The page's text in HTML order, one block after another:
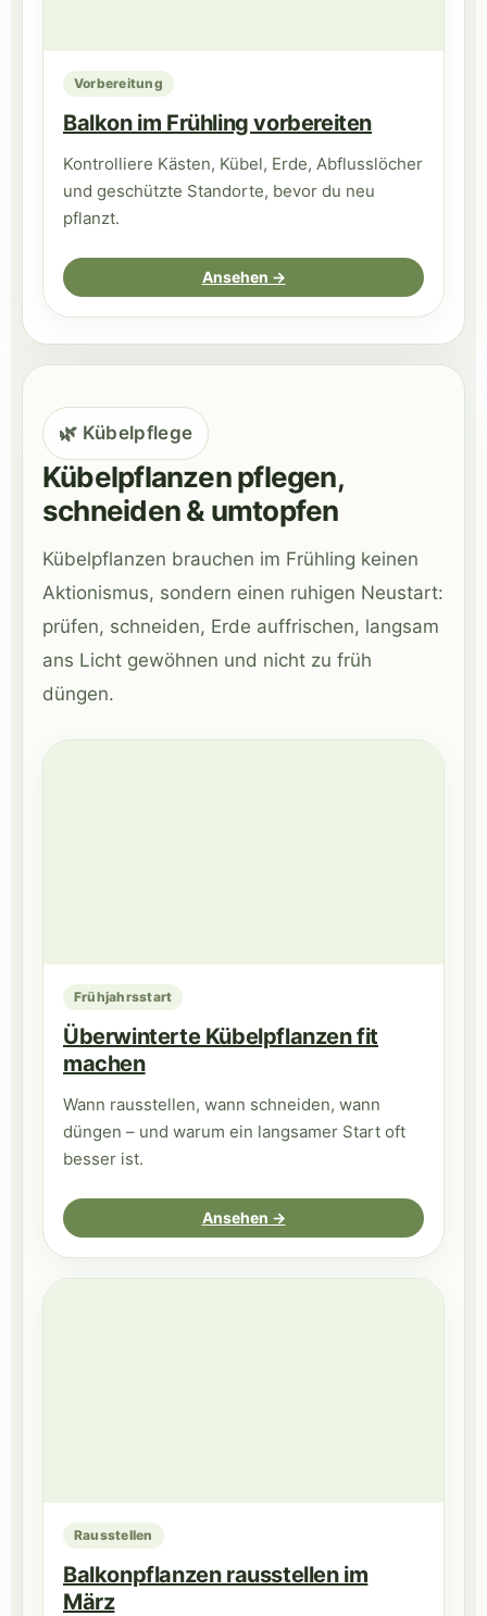
Vorbereitung
Balkon im Frühling vorbereiten
Kontrolliere Kästen, Kübel, Erde, Abflusslöcher
und geschützte Standorte, bevor du neu
pflanzt.
Ansehen →
🌿 Kübelpflege
Kübelpflanzen pflegen,
schneiden & umtopfen
Kübelpflanzen brauchen im Frühling keinen
Aktionismus, sondern einen ruhigen Neustart:
prüfen, schneiden, Erde auffrischen, langsam
ans Licht gewöhnen und nicht zu früh
düngen.
Frühjahrsstart
Überwinterte Kübelpflanzen fit
machen
Wann rausstellen, wann schneiden, wann
düngen – und warum ein langsamer Start oft
besser ist.
Ansehen →
Rausstellen
Balkonpflanzen rausstellen im
März